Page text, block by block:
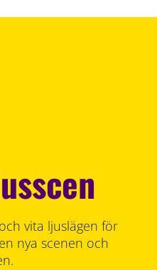
vita ljuslägen för
nya scenen och